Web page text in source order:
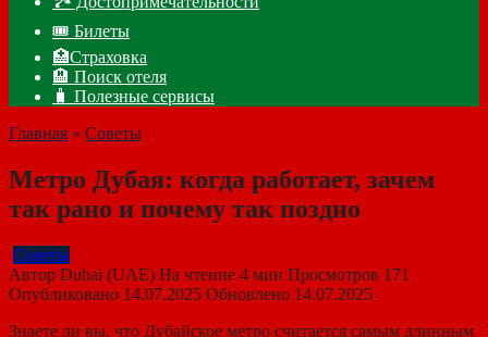
🎟️ Билеты
🏥Страховка
🏨 Поиск отеля
🧳 Полезные сервисы
Главная » Советы
Метро Дубая: когда работает, зачем
так рано и почему так поздно
Советы
Автор Dubai (UAE) На чтение 4 мин Просмотров 171
Опубликовано 14.07.2025 Обновлено 14.07.2025
Знаете ли вы, что Дубайское метро считается самым длинным